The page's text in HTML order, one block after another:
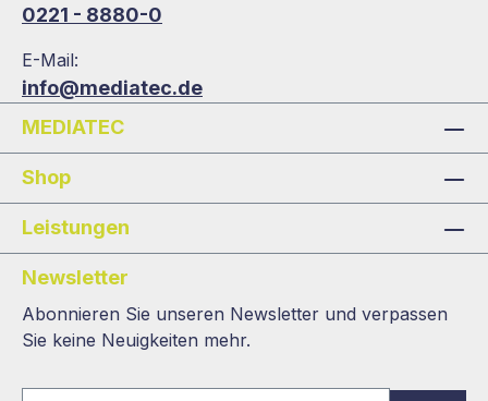
0221 - 8880-0
E-Mail:
info@mediatec.de
MEDIATEC
Shop
Leistungen
Newsletter
Abonnieren Sie unseren Newsletter und verpassen
Sie keine Neuigkeiten mehr.